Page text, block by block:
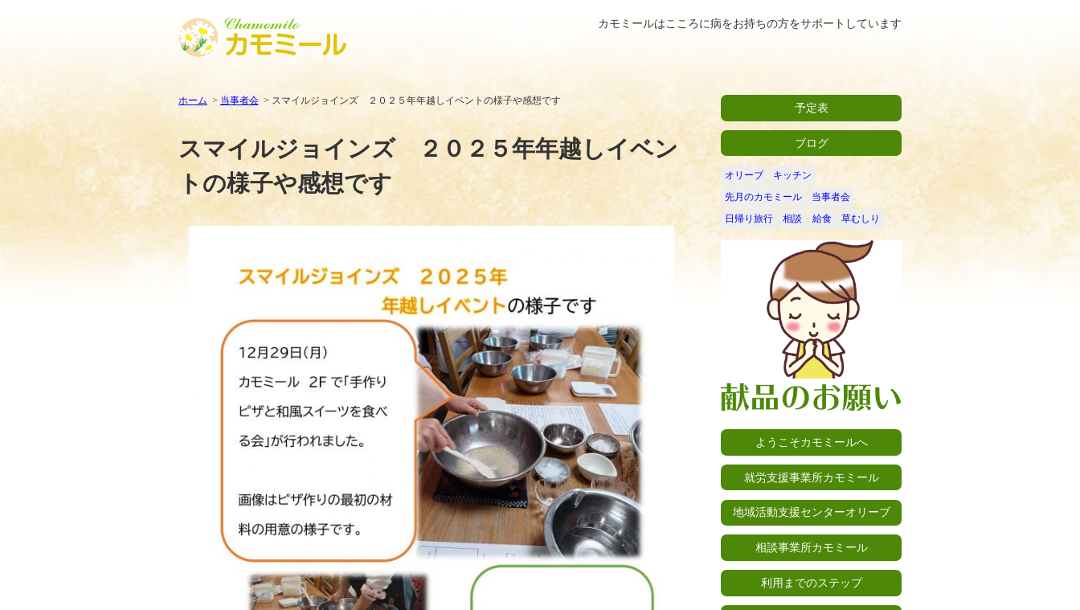
カモミールはこころに病をお持ちの方をサポートしています
ホーム 当事者会 スマイルジョインズ ２０２５年年越しイベントの様子や感想です
スマイルジョインズ ２０２５年年越しイベン
トの様子や感想です
予定表
ブログ
オリーブ キッチン
先月のカモミール 当事者会
日帰り旅行 相談 給食 草むしり
ようこそカモミールへ
就労支援事業所カモミール
地域活動支援センターオリーブ
相談事業所カモミール
利用までのステップ